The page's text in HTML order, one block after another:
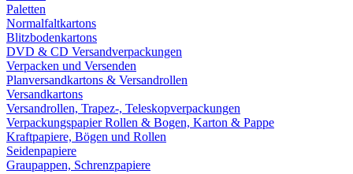
Paletten
Normalfaltkartons
Blitzbodenkartons
DVD & CD Versandverpackungen
Verpacken und Versenden
Planversandkartons & Versandrollen
Versandkartons
Versandrollen, Trapez-, Teleskopverpackungen
Verpackungspapier Rollen & Bogen, Karton & Pappe
Kraftpapiere, Bögen und Rollen
Seidenpapiere
Graupappen, Schrenzpapiere